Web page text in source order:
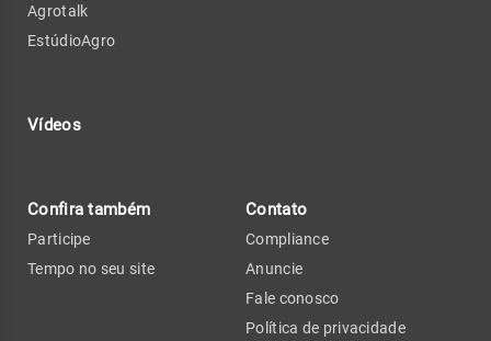
Agrotalk
EstúdioAgro
Vídeos
Confira também
Participe
Tempo no seu site
Contato
Compliance
Anuncie
Fale conosco
Política de privacidade